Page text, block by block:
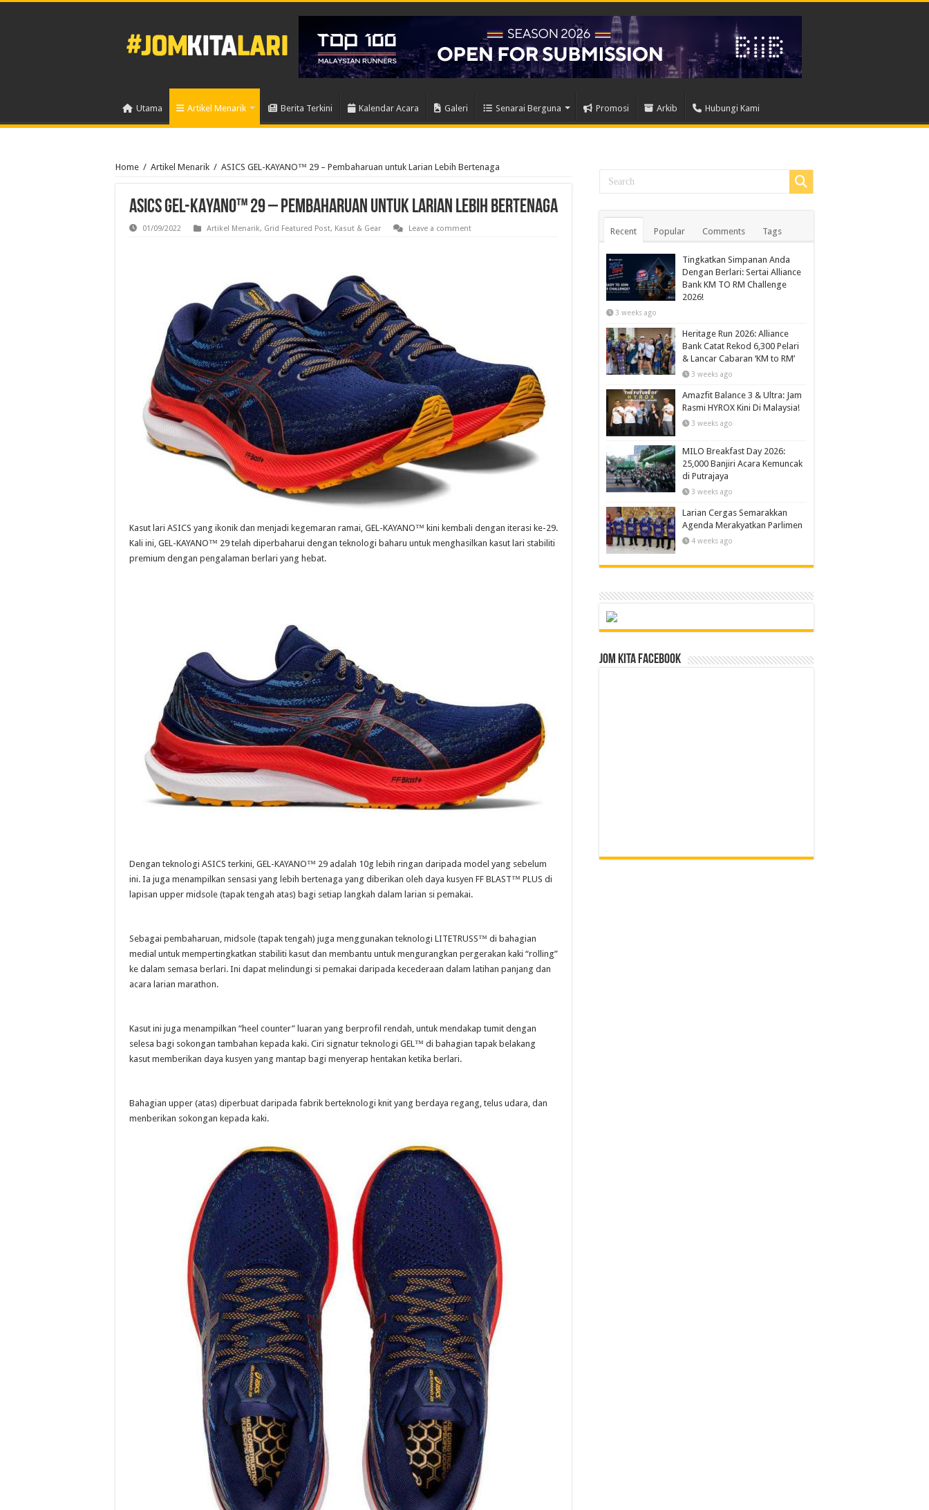
Utama Artikel Menarik Berita Terkini Kalendar Acara Galeri Senarai Berguna Promosi Arkib Hubungi Kami
Home / Artikel Menarik / ASICS GEL-KAYANO™ 29 – Pembaharuan untuk Larian Lebih Bertenaga
ASICS GEL-KAYANO™ 29 – Pembaharuan untuk Larian Lebih Bertenaga
01/09/2022 Artikel Menarik, Grid Featured Post, Kasut & Gear Leave a comment
Kasut lari ASICS yang ikonik dan menjadi kegemaran ramai, GEL-KAYANO™ kini kembali dengan iterasi ke-29.
Kali ini, GEL-KAYANO™ 29 telah diperbaharui dengan teknologi baharu untuk menghasilkan kasut lari stabiliti
premium dengan pengalaman berlari yang hebat.
Dengan teknologi ASICS terkini, GEL-KAYANO™ 29 adalah 10g lebih ringan daripada model yang sebelum
ini. Ia juga menampilkan sensasi yang lebih bertenaga yang diberikan oleh daya kusyen FF BLAST™ PLUS di
lapisan upper midsole (tapak tengah atas) bagi setiap langkah dalam larian si pemakai.
Sebagai pembaharuan, midsole (tapak tengah) juga menggunakan teknologi LITETRUSS™ di bahagian
medial untuk mempertingkatkan stabiliti kasut dan membantu untuk mengurangkan pergerakan kaki “rolling”
ke dalam semasa berlari. Ini dapat melindungi si pemakai daripada kecederaan dalam latihan panjang dan
acara larian marathon.
Kasut ini juga menampilkan “heel counter” luaran yang berprofil rendah, untuk mendakap tumit dengan
selesa bagi sokongan tambahan kepada kaki. Ciri signatur teknologi GEL™ di bahagian tapak belakang
kasut memberikan daya kusyen yang mantap bagi menyerap hentakan ketika berlari.
Bahagian upper (atas) diperbuat daripada fabrik berteknologi knit yang berdaya regang, telus udara, dan
menberikan sokongan kepada kaki.
Recent Popular Comments Tags
Tingkatkan Simpanan Anda
Dengan Berlari: Sertai Alliance
Bank KM TO RM Challenge
2026!
3 weeks ago
Heritage Run 2026: Alliance
Bank Catat Rekod 6,300 Pelari
& Lancar Cabaran ‘KM to RM’
3 weeks ago
Amazfit Balance 3 & Ultra: Jam
Rasmi HYROX Kini Di Malaysia!
3 weeks ago
MILO Breakfast Day 2026:
25,000 Banjiri Acara Kemuncak
di Putrajaya
3 weeks ago
Larian Cergas Semarakkan
Agenda Merakyatkan Parlimen
4 weeks ago
Jom Kita Facebook